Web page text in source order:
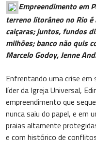
Empreendimento em
terreno litorâneo no Rio é
caiçaras; juntos, fundos
milhões; banco não quis
Marcelo Godoy, Jenne
Enfrentando uma crise
líder da Igreja Universal,
empreendimento que
nunca saiu do papel, e em
praias altamente
e com histórico de